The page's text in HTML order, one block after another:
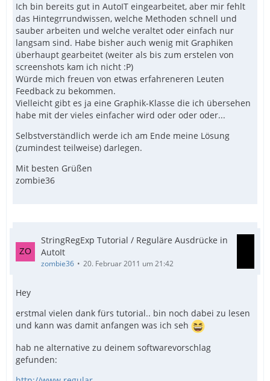
Ich bin bereits gut in AutoIT eingearbeitet, aber mir fehlt
das Hintegrrundwissen, welche Methoden schnell und
sauber arbeiten und welche veraltet oder einfach nur
langsam sind. Habe bisher auch wenig mit Graphiken
überhaupt gearbeitet (weiter als bis zum erstelen von
screenshots kam ich nicht :P)
Würde mich freuen von etwas erfahreneren Leuten
Feedback zu bekommen.
Vielleicht gibt es ja eine Graphik-Klasse die ich übersehen
habe mit der vieles einfacher wird oder oder oder...
Selbstverständlich werde ich am Ende meine Lösung
(zumindest teilweise) darlegen.
Mit besten Grüßen
zombie36
StringRegExp Tutorial / Reguläre Ausdrücke in
AutoIt
zombie36 20. Februar 2011 um 21:42
Hey
erstmal vielen dank fürs tutorial.. bin noch dabei zu lesen
und kann was damit anfangen was ich seh
hab ne alternative zu deinem softwarevorschlag
gefunden: